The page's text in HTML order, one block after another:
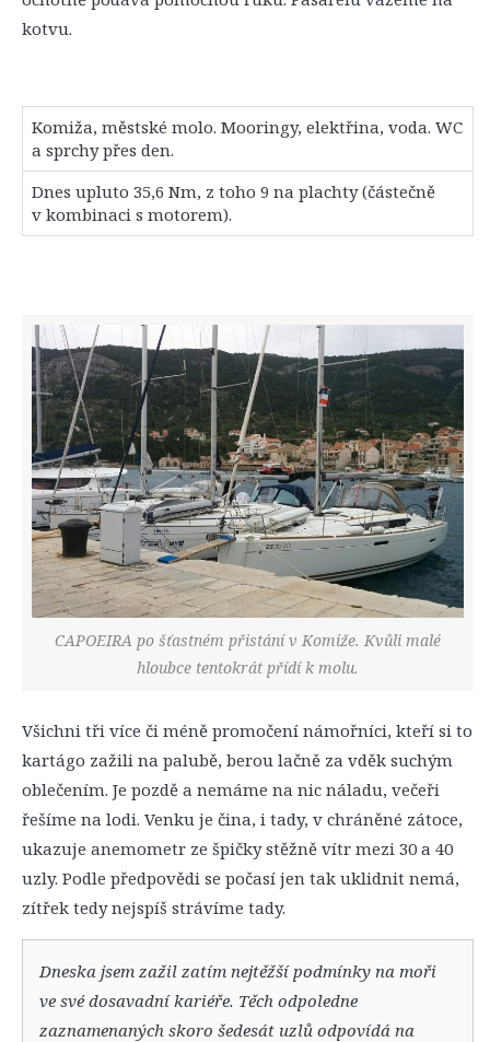
kotvu.
Komiža, městské molo. Mooringy, elektřina, voda. WC
a sprchy přes den.
Dnes upluto 35,6 Nm, z toho 9 na plachty (částečně
v kombinaci s motorem).
CAPOEIRA po šťastném přistání v Komiže. Kvůli malé
hloubce tentokrát přídí k molu.
Všichni tři více či méně promočení námořníci, kteří si to
kartágo zažili na palubě, berou lačně za vděk suchým
oblečením. Je pozdě a nemáme na nic náladu, večeři
řešíme na lodi. Venku je čina, i tady, v chráněné zátoce,
ukazuje anemometr ze špičky stěžně vítr mezi 30 a 40
uzly. Podle předpovědi se počasí jen tak uklidnit nemá,
zítřek tedy nejspíš strávíme tady.
Dneska jsem zažil zatím nejtěžší podmínky na moři
ve své dosavadní kariéře. Těch odpoledne
zaznamenaných skoro šedesát uzlů odpovídá na